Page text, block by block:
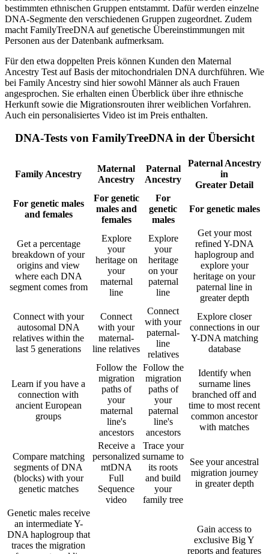
bestimmten ethnischen Gruppen entstammt. Dafür werden einzelne
DNA-Segmente den verschiedenen Gruppen zugeordnet. Zudem
macht FamilyTreeDNA auf genetische Übereinstimmungen mit
Personen aus der Datenbank aufmerksam.
Für den etwa doppelten Preis können Kunden den Maternal
Ancestry Test auf Basis der mitochondrialen DNA durchführen. Wie
bei Family Ancestry sind hier sowohl Männer als auch Frauen
angesprochen. Sie erhalten einen Überblick über ihre ethnische
Herkunft sowie die Migrationsrouten ihrer weiblichen Vorfahren.
Auch ein personalisiertes Video ist im Preis enthalten.
DNA-Tests von FamilyTreeDNA in der Übersicht
Family Ancestry
Maternal
Ancestry
Paternal
Ancestry
Paternal Ancestry
in
Greater Detail
For genetic males
and females
For genetic
males and
females
For
genetic
males
For genetic males
Get a percentage
breakdown of your
origins and view
where each DNA
segment comes from
Explore
your
heritage on
your
maternal
line
Explore
your
heritage
on your
paternal
line
Get your most
refined Y-DNA
haplogroup and
explore your
heritage on your
paternal line in
greater depth
Connect with your
autosomal DNA
relatives within the
last 5 generations
Connect
with your
maternal-
line relatives
Connect
with your
paternal-
line
relatives
Explore closer
connections in our
Y-DNA matching
database
Learn if you have a
connection with
ancient European
groups
Follow the
migration
paths of
your
maternal
line's
ancestors
Follow the
migration
paths of
your
paternal
line's
ancestors
Identify when
surname lines
branched off and
time to most recent
common ancestor
with matches
Compare matching
segments of DNA
(blocks) with your
genetic matches
Receive a
personalized
mtDNA
Full
Sequence
video
Trace your
surname to
its roots
and build
your
family tree
See your ancestral
migration journey
in greater depth
Genetic males receive
an intermediate Y-
DNA haplogroup that
traces the migration
Gain access to
exclusive Big Y
reports and features